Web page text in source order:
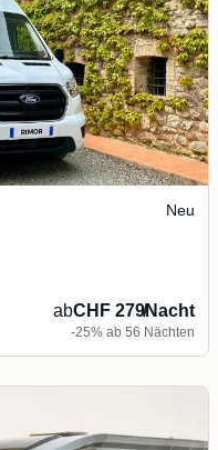
Neu
abCHF 279/Nacht
-25% ab 56 Nächten